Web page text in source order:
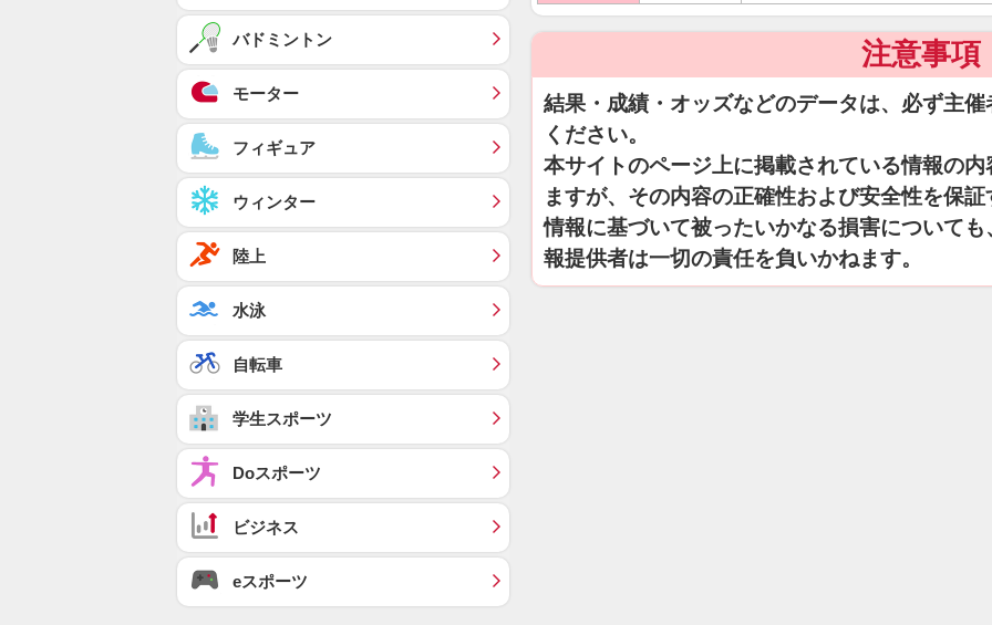
注意事項
結果・成績・オッズなどのデータは、必ず主
ください。
本サイトのページ上に掲載されている情報の
ますが、その内容の正確性および安全性を保
情報に基づいて被ったいかなる損害について
報提供者は一切の責任を負いかねます。
バドミントン
モーター
フィギュア
ウィンター
陸上
水泳
自転車
学生スポーツ
Doスポーツ
ビジネス
eスポーツ